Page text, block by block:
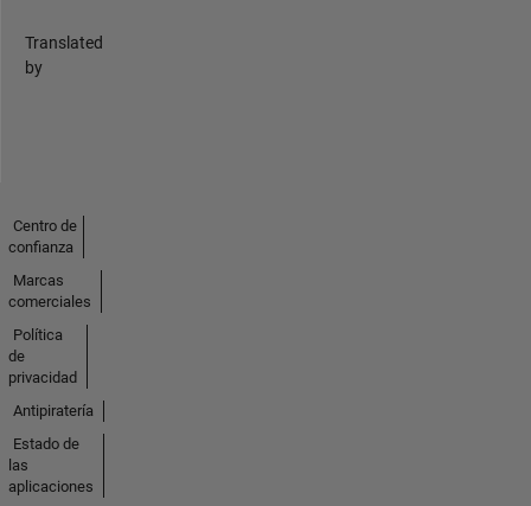
Translated
by
Centro de
confianza
Marcas
comerciales
Política
de
privacidad
Antipiratería
Estado de
las
aplicaciones